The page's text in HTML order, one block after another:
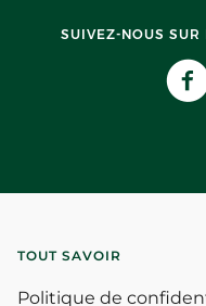
SUIVEZ-NOUS SUR
TOUT SAVOIR
Politique de